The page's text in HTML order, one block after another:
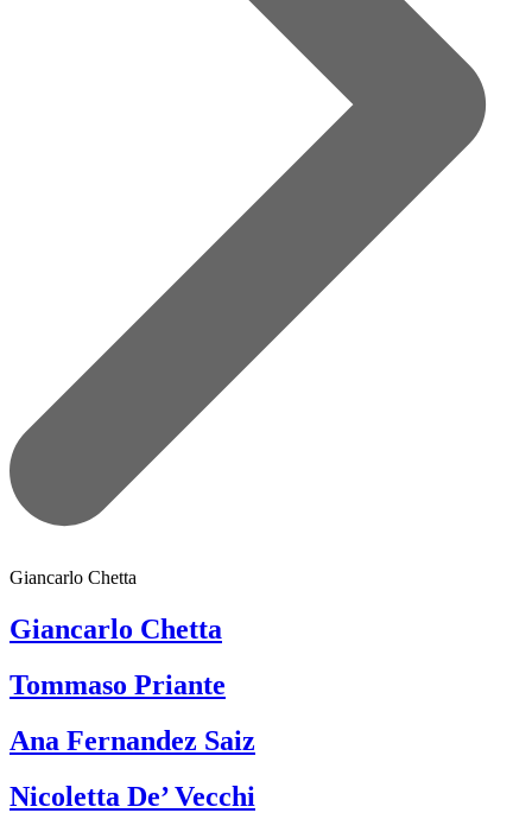
Giancarlo Chetta
Giancarlo Chetta
Tommaso Priante
Ana Fernandez Saiz
Nicoletta De’ Vecchi